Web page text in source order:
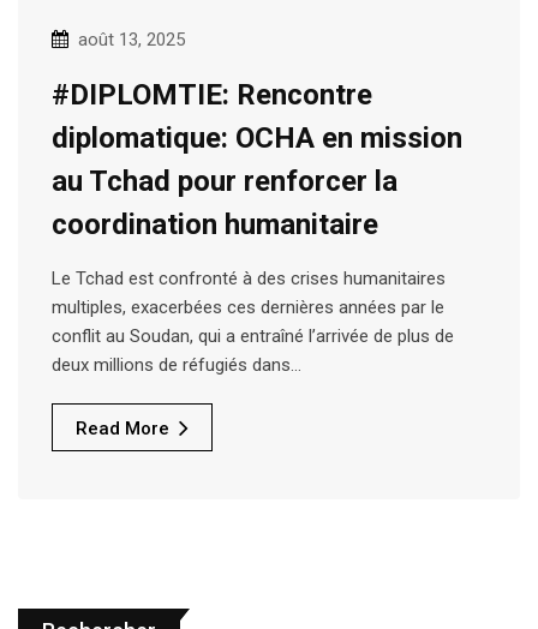
août 13, 2025
#DIPLOMTIE: Rencontre
diplomatique: OCHA en mission
au Tchad pour renforcer la
coordination humanitaire
Le Tchad est confronté à des crises humanitaires
multiples, exacerbées ces dernières années par le
conflit au Soudan, qui a entraîné l’arrivée de plus de
deux millions de réfugiés dans…
Read More